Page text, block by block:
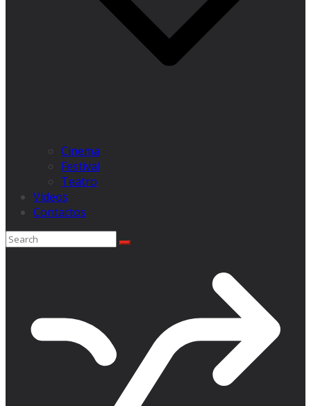
Cinema
Festival
Teatro
Videos
Contactos